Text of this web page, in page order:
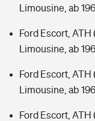
Limousine, ab
Ford Escort, ATH
Limousine, ab
Ford Escort, ATH
Limousine, ab
Ford Escort, ATH